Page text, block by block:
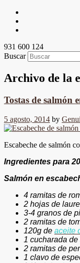
931 600 124
Buscar
Archivo de la
Tostas de salmón
5 agosto, 2014 by
Escabeche de salmón
Ingredientes para
Salmón en
4 ramitas de
2 hojas de
3-4 granos de
2 ramitas de
120g de aceite
1 cucharada de
2 ramitas de
1 clavo de